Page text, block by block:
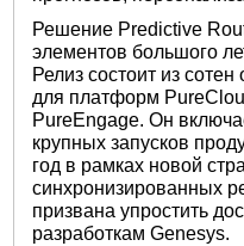
Решение Predictive
элементов большого
Релиз состоит из
для платформ
PureEngage. Он
крупных запусков
год в рамках новой
синхронизированных
призвана упростить
разработкам Genesys.